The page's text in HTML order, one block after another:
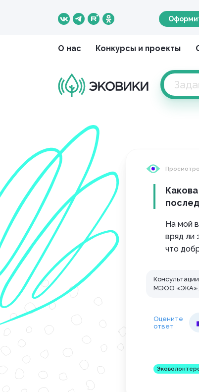
О нас Конкурсы и проекты
На мой
вряд ли
что
МЭОО «ЭКА».
Оцените
ответ